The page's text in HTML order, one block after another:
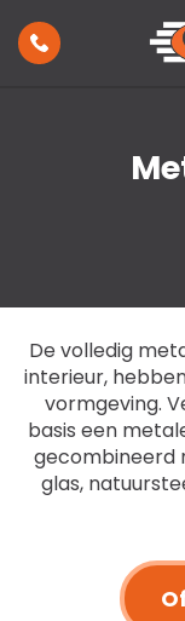
Toepassing
De volledig
interieur,
vormgeving.
basis een
gecombineerd
glas,